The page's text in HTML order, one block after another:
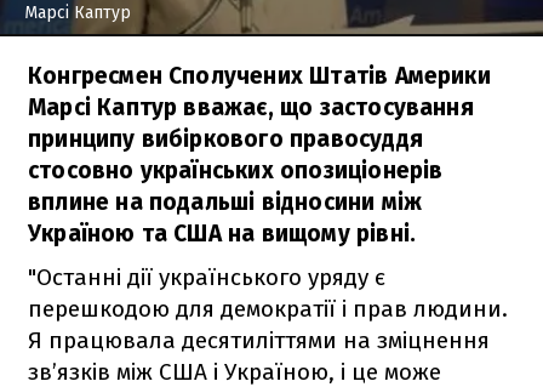
Марсі Каптур
Конгресмен Сполучених Штатів Америки
Марсі Каптур вважає, що застосування
принципу вибіркового правосуддя
стосовно українських опозиціонерів
вплине на подальші відносини між
Україною та США на вищому рівні.
"Останні дії українського уряду є
перешкодою для демократії і прав людини.
Я працювала десятиліттями на зміцнення
зв’язків між США і Україною, і це може